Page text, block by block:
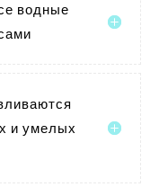
водные
и умелых